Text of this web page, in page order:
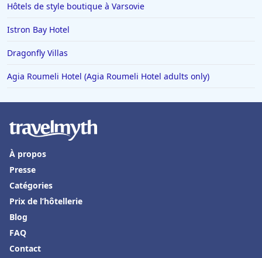
Hôtels à Bouc-Bel-Air
Hôtels à Mortagne-au-Perche
Hôtels en Alsace
Hôtels à Lacaune
Hôtels à Bergame
Hôtels à LʼIsle-sur-la-Sorgue
Hôtels à Palavas-les-Flots
Hôtels au Canada
Hôtels à Château-Chinon
Hôtels à Grignan
Hôtels de style boutique à Varsovie
Istron Bay Hotel
Dragonfly Villas
Agia Roumeli Hotel (Agia Roumeli Hotel adults only)
À propos
Presse
Catégories
Prix de l’hôtellerie
Blog
FAQ
Contact